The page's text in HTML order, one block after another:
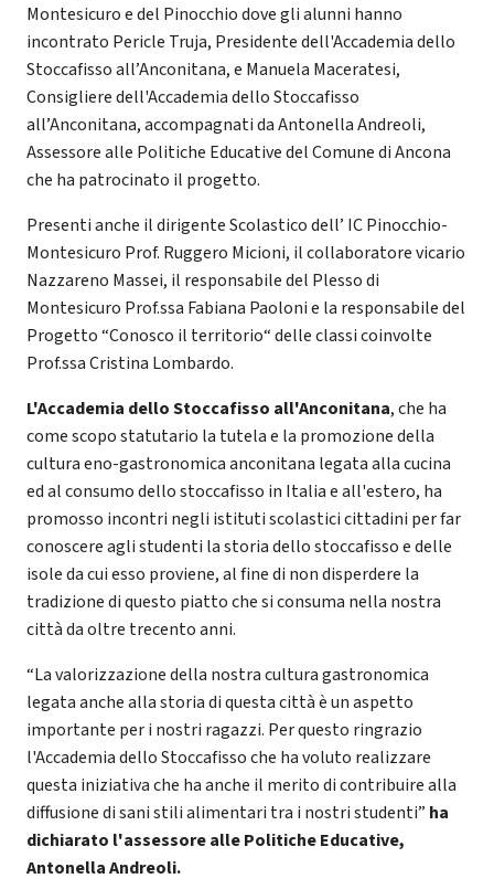
Montesicuro e del Pinocchio dove gli alunni hanno
incontrato Pericle Truja, Presidente dell'Accademia dello
Stoccafisso all’Anconitana, e Manuela Maceratesi,
Consigliere dell'Accademia dello Stoccafisso
all’Anconitana, accompagnati da Antonella Andreoli,
Assessore alle Politiche Educative del Comune di Ancona
che ha patrocinato il progetto.
Presenti anche il dirigente Scolastico dell’ IC Pinocchio-
Montesicuro Prof. Ruggero Micioni, il collaboratore vicario
Nazzareno Massei, il responsabile del Plesso di
Montesicuro Prof.ssa Fabiana Paoloni e la responsabile del
Progetto “Conosco il territorio“ delle classi coinvolte
Prof.ssa Cristina Lombardo.
L'Accademia dello Stoccafisso all'Anconitana, che ha
come scopo statutario la tutela e la promozione della
cultura eno-gastronomica anconitana legata alla cucina
ed al consumo dello stoccafisso in Italia e all'estero, ha
promosso incontri negli istituti scolastici cittadini per far
conoscere agli studenti la storia dello stoccafisso e delle
isole da cui esso proviene, al fine di non disperdere la
tradizione di questo piatto che si consuma nella nostra
città da oltre trecento anni.
“La valorizzazione della nostra cultura gastronomica
legata anche alla storia di questa città è un aspetto
importante per i nostri ragazzi. Per questo ringrazio
l'Accademia dello Stoccafisso che ha voluto realizzare
questa iniziativa che ha anche il merito di contribuire alla
diffusione di sani stili alimentari tra i nostri studenti” ha
dichiarato l'assessore alle Politiche Educative,
Antonella Andreoli.